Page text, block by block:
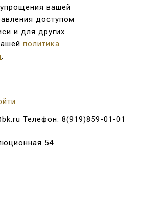
вашей
доступом
и для других
политика
Телефон: 8(919)859-01-01
54